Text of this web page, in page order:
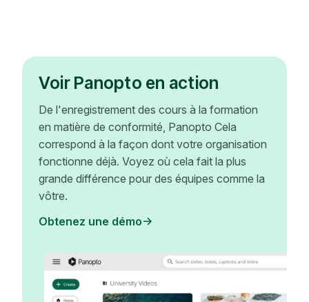
Voir Panopto en action
De l'enregistrement des cours à la formation
en matière de conformité, Panopto Cela
correspond à la façon dont votre organisation
fonctionne déjà. Voyez où cela fait la plus
grande différence pour des équipes comme la
vôtre.
Obtenez une démo